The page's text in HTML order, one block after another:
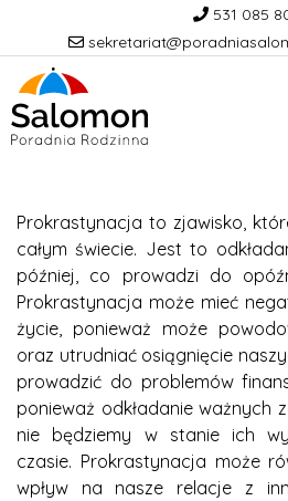
531 085
Prokrastynacja to zjawisko,
całym świecie. Jest to
później, co prowadzi do
Prokrastynacja może mieć
życie, ponieważ może
oraz utrudniać osiągnięcie
prowadzić do problemów
ponieważ odkładanie ważnych
nie będziemy w stanie ich
czasie. Prokrastynacja może
wpływ na nasze relacje z